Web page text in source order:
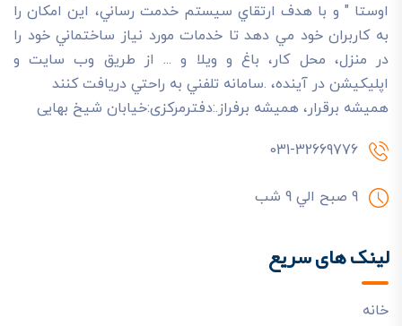
اوستا " و با هدف ارتقاي سيستم خدمت رساني، اين امکان را
به کاربران خود مي دهد تا خدمات مورد نياز ساختماني خود را
در منزل، محل کار، باغ و ويلا و ... از طريق وب سايت و
اپليکيشن در آينده، .سامانه تلفني به راحتي دريافت کنند
هميشه برقرار، هميشه برفراز.:دفترمرکزی:خیابان شیخ بهایی
031-32669776
9 صبح الي 9 شب
لینک های سریع
خانه